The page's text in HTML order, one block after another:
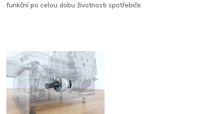
funkční po celou dobu životnosti spotřebiče.